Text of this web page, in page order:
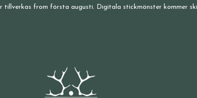
tillverkas from första augusti. Digitala stickmönster kommer